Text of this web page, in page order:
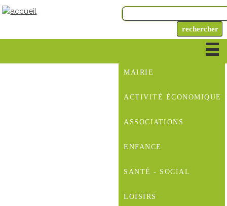
MAIRIE
ACTIVITÉ ÉCONOMIQUE
ASSOCIATIONS
ENFANCE
SANTÉ - SOCIAL
LOISIRS